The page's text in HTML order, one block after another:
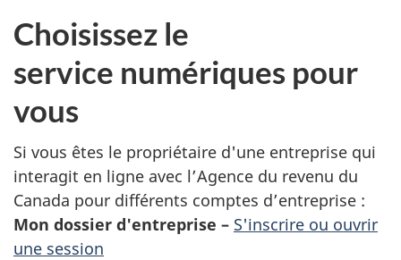
Choisissez le
service numériques pour
vous
Si vous êtes le propriétaire d'une entreprise qui
interagit en ligne avec l’Agence du revenu du
Canada pour différents comptes d’entreprise :
Mon dossier d'entreprise – S'inscrire ou ouvrir
une session